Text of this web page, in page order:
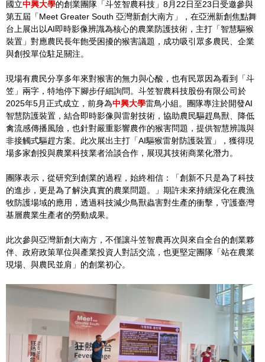
國立中興大學的創業團隊「斗笠智農科技」8月22日至23日受邀參與
第五屆「Meet Greater South 亞灣新創大南方」，在亞洲新創焦點舞
台上展出以AI即時影像辨識為核心的農業防護技術，主打「智慧驅猴
裝置」對應農民長年飽受困擾的猴害議題，成功吸引眾多農民、企業
與創投單位駐足關注。
現場有農民分享多年來對猴害的無力與心酸，也有民眾因為看到「斗
笠」兩字，特地停下腳步仔細詢問。斗笠智農科技股份有限公司於
2025年5月正式成立，前身為中興大學雷鳥小組。團隊專注於開發AI
智慧防護裝置，結合即時影像與雷射技術，協助農民驅趕鳥獸、降低
禽流感傳播風險，也針對嚴重影響農作的猴害問題，提供智慧辨識與
非接觸式驅趕方案。此次展出主打「AI驅猴雷射防護裝置」，獲得現
場多家創投與農業科技業者洽談合作，展現其技術商業化潛力。
團隊表示，從研究到創業的過程，始終相信：「創新不只是為了科技
的進步，更是為了解決真實的農業問題。」期許未來持續深化在農漁
牧防護場域的應用，透過科技減少鳥獸蟲害對生產的衝擊，守護臺灣
基層農業生產者的勞動成果。
此次參與亞灣新創大南方，不僅讓斗笠智農再次與來自全台的創業夥
伴、政府政策單位與產業投資人對話交流，也更堅定團隊「站在農業
現場、與農民並肩」的創業初心。